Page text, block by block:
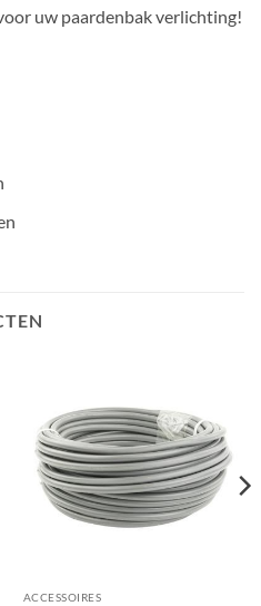
uw paardenbak verlichting!
ACCESSOIRES